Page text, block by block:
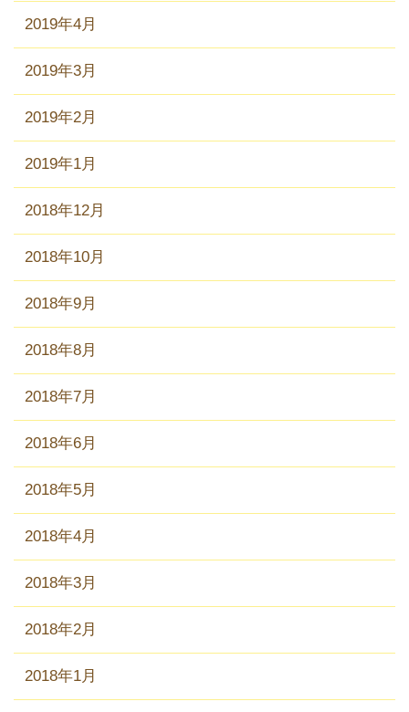
2019年4月
2019年3月
2019年2月
2019年1月
2018年12月
2018年10月
2018年9月
2018年8月
2018年7月
2018年6月
2018年5月
2018年4月
2018年3月
2018年2月
2018年1月